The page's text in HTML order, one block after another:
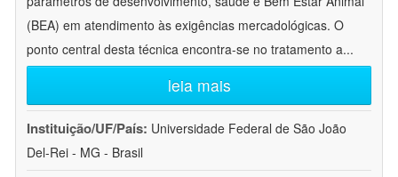
(BEA) em atendimento às exigências mercadológicas. O
ponto central desta técnica encontra-se no tratamento a...
leia mais
Instituição/UF/País: Universidade Federal de São João
Del-Rei - MG - Brasil